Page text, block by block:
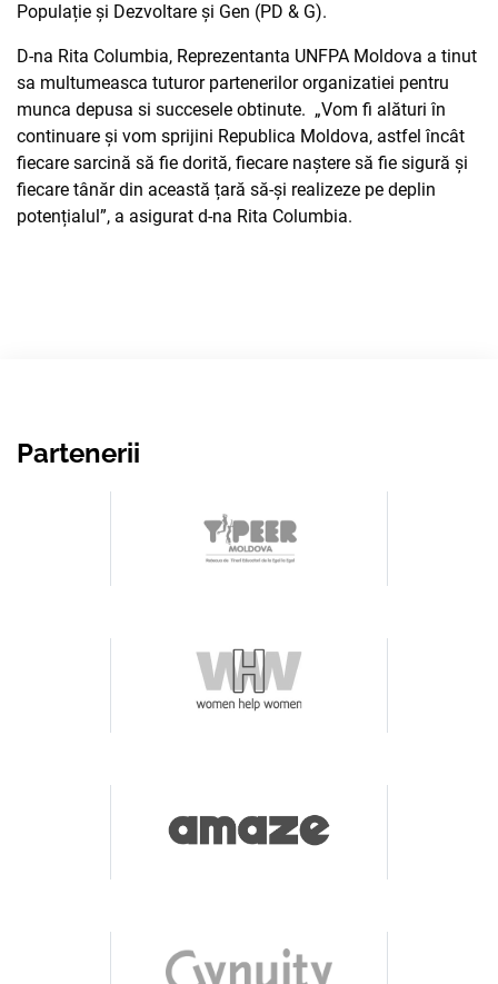
Populație și Dezvoltare și Gen (PD & G).
D-na Rita Columbia, Reprezentanta UNFPA Moldova a tinut
sa multumeasca tuturor partenerilor organizatiei pentru
munca depusa si succesele obtinute. „Vom fi alături în
continuare și vom sprijini Republica Moldova, astfel încât
fiecare sarcină să fie dorită, fiecare naștere să fie sigură și
fiecare tânăr din această țară să-și realizeze pe deplin
potențialul”, a asigurat d-na Rita Columbia.
Partenerii